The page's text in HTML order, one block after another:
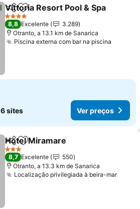
PartilharAdicionar aos favoritos
Vittoria Resort Pool & Spa
4 Estrelas
8,8 Excelente
3.289
Otranto, a 13.1 km de Sanarica
Piscina externa com bar na piscina
6 sites Ver preços
PartilharAdicionar aos favoritos
Hotel Miramare
3 Estrelas
8,7 Excelente
550
Otranto, a 13.3 km de Sanarica
Localização privilegiada à beira-marVer